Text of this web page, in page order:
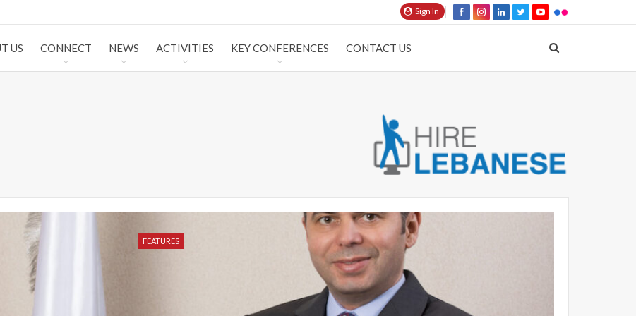
Sign In
US CONNECT NEWS ACTIVITIES KEY CONFERENCES CONTACT US
FEATURES
FEATURES
FEATURES
FEATURES
FEATURES